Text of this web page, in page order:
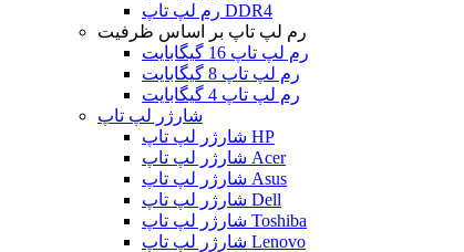
رم لپ تاپ DDR4
رم لپ تاپ بر اساس ظرفیت
رم لپ تاپ 16 گیگابایت
رم لپ تاپ 8 گیگابایت
رم لپ تاپ 4 گیگابایت
شارژر لپ تاپ
شارژر لپ تاپ HP
شارژر لپ تاپ Acer
شارژر لپ تاپ Asus
شارژر لپ تاپ Dell
شارژر لپ تاپ Toshiba
شارژر لپ تاپ Lenovo